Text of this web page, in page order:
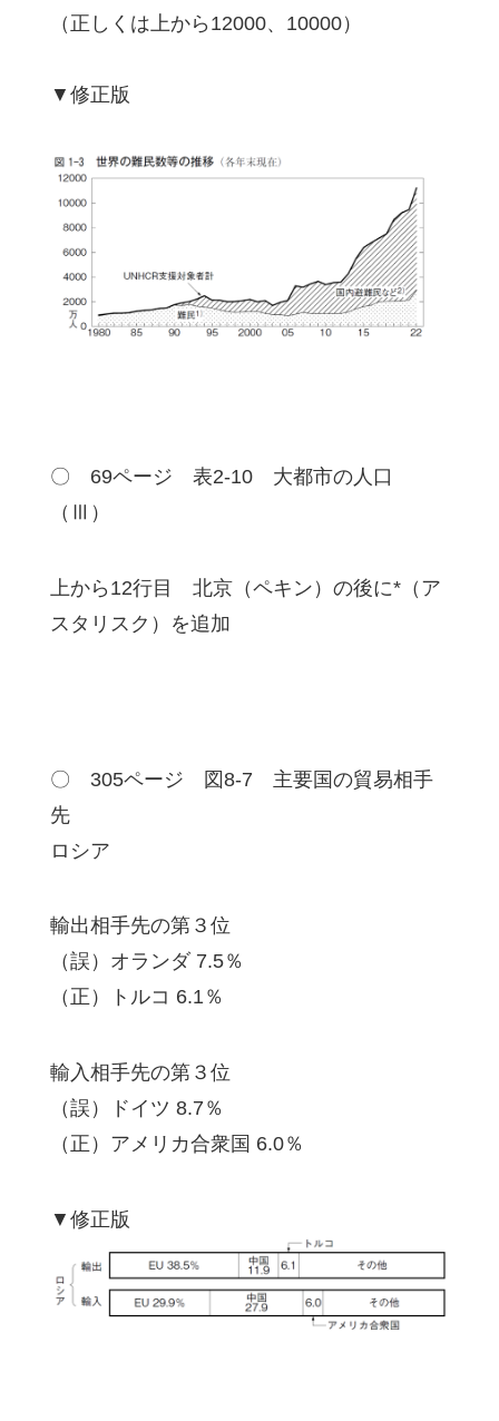
（正しくは上から12000、10000）
▼修正版
〇 69ページ 表2-10 大都市の人口
（Ⅲ）
上から12行目 北京（ペキン）の後に*（ア
スタリスク）を追加
〇 305ページ 図8-7 主要国の貿易相手
先
ロシア
輸出相手先の第３位
（誤）オランダ 7.5％
（正）トルコ 6.1％
輸入相手先の第３位
（誤）ドイツ 8.7％
（正）アメリカ合衆国 6.0％
▼修正版